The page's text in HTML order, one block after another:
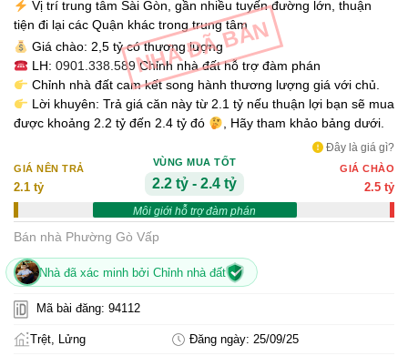
NHÀ ĐÃ BÁN
Vị trí trung tâm Sài Gòn, gần nhiều tuyến đường lớn, thuận
tiện đi lại các Quận khác trong trung tâm
Giá chào: 2,5 tỷ có thương lượng
LH: 0901.338.589Chỉnh nhà đất hỗ trợ đàm phán
Chỉnh nhà đất cam kết song hành thương lượng giá với chủ.
Lời khuyên: Trả giá căn này từ 2.1 tỷ nếu thuận lợi bạn sẽ mua
được khoảng 2.2 tỷ đến 2.4 tỷ đó
, Hãy tham khảo bảng dưới.
Đây là giá gì?
GIÁ NÊN TRẢ
2.1 tỷ
VÙNG MUA TỐT
2.2 tỷ - 2.4 tỷ
Môi giới hỗ trợ đàm phán
GIÁ CHÀO
2.5 tỷ
Bán nhà Phường Gò Vấp
Nhà đã xác minh bởi Chỉnh nhà đất
Mã bài đăng: 94112
Trệt, Lửng Đăng ngày: 25/09/25